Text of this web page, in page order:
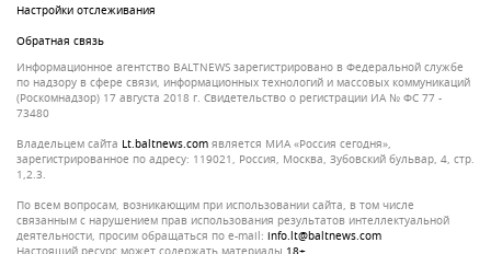
Настройки отслеживания
Обратная связь
Информационное агентство BALTNEWS зарегистрировано в Федеральной службе
по надзору в сфере связи, информационных технологий и массовых коммуникаций
(Роскомнадзор) 17 августа 2018 г. Свидетельство о регистрации ИА № ФС 77 -
73480
Владельцем сайта lt.baltnews.com является МИА «Россия сегодня»,
зарегистрированное по адресу: 119021, Россия, Москва, Зубовский бульвар, 4, стр.
1,2.3.
По всем вопросам, возникающим при использовании сайта, в том числе
связанным с нарушением прав использования результатов интеллектуальной
деятельности, просим обращаться по e-mail: info.lt@baltnews.com